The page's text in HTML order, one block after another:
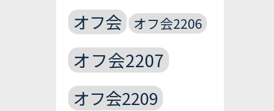
オフ会 オフ会2206
オフ会2207
オフ会2209